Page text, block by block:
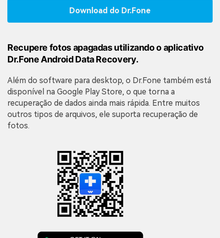
Download do Dr.Fone
Recupere fotos apagadas utilizando o aplicativo
Dr.Fone Android Data Recovery.
Além do software para desktop, o Dr.Fone também está
disponível na Google Play Store, o que torna a
recuperação de dados ainda mais rápida. Entre muitos
outros tipos de arquivos, ele suporta recuperação de
fotos.